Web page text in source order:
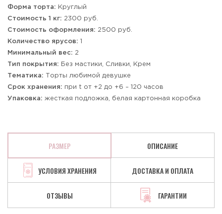
Форма торта: Круглый
Стоимость 1 кг: 2300 руб.
Стоимость оформления: 2500 руб.
Количество ярусов: 1
Минимальный вес: 2
Тип покрытия: Без мастики, Сливки, Крем
Тематика: Торты любимой девушке
Срок хранения: при t от +2 до +6 – 120 часов
Упаковка: жесткая подложка, белая картонная коробка
РАЗМЕР ОПИСАНИЕ
УСЛОВИЯ ХРАНЕНИЯ ДОСТАВКА И ОПЛАТА
ОТЗЫВЫ ГАРАНТИИ